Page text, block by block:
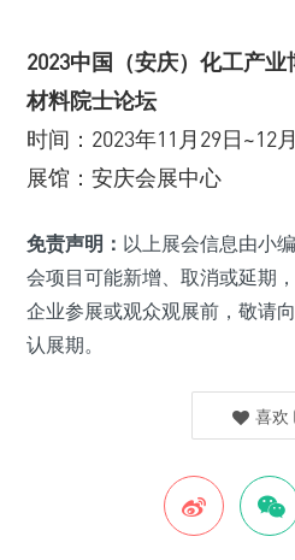
2023中国（安庆）化工产
材料院士论坛
时间：2023年11月29日~12
展馆：安庆会展中心
免责声明： 以上展会信息由小
会项目可能新增、取消或延期
企业参展或观众观展前，敬请
认展期。
喜欢 (